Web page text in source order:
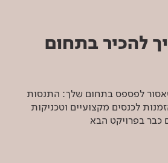
להכיר בתחום
לפספס בתחום שלך: התנסות
לכנסים מקצועיים וטכניקות
בפרויקט הבא